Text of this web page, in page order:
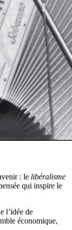
: le libéralisme
qui inspire le
l’idée de
économique,